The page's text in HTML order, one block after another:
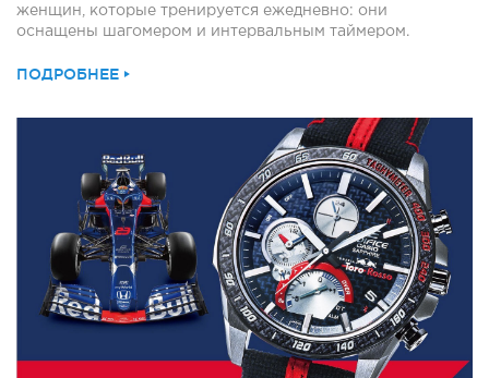
женщин, которые тренируется ежедневно: они
оснащены шагомером и интервальным таймером.
ПОДРОБНЕЕ